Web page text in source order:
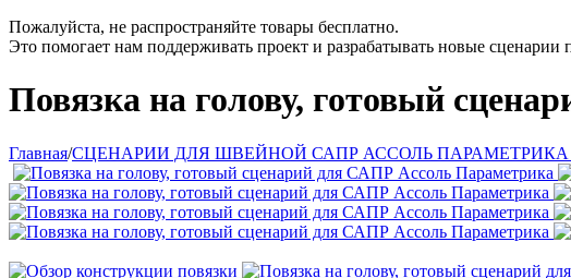
Пожалуйста, не распространяйте товары бесплатно.
Это помогает нам поддерживать проект и разрабатывать новые
Повязка на голову, готовый
Главная/СЦЕНАРИИ ДЛЯ ШВЕЙНОЙ САПР АССОЛЬ ПАРАМЕТРИКА